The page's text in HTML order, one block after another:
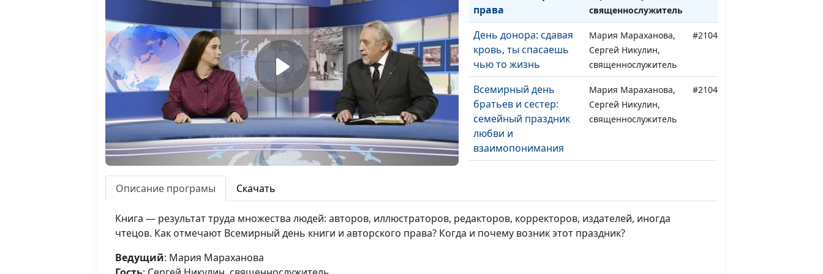
права
священнослужитель
День донора: сдавая
кровь, ты спасаешь
чью то жизнь
Мария Мараханова,
Сергей Никулин,
священнослужитель
#210416
Всемирный день
братьев и сестер:
семейный праздник
любви и
взаимопонимания
Мария Мараханова,
Сергей Никулин,
священнослужитель
#210409
гармония в жизни
священнослужитель
Международный
День Земли: мы все
Мария Мараханова,
Сергей Никулин,
Описание програмы Скачать
Книга — результат труда множества людей: авторов, иллюстраторов, редакторов, корректоров, издателей, иногда
чтецов. Как отмечают Всемирный день книги и авторского права? Когда и почему возник этот праздник?
Ведущий: Мария Мараханова